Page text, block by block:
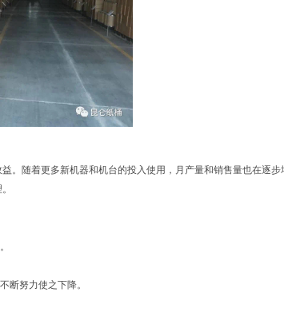
。随着更多新机器和机台的投入使用，月产量和销售量也在逐步
断努力使之下降。